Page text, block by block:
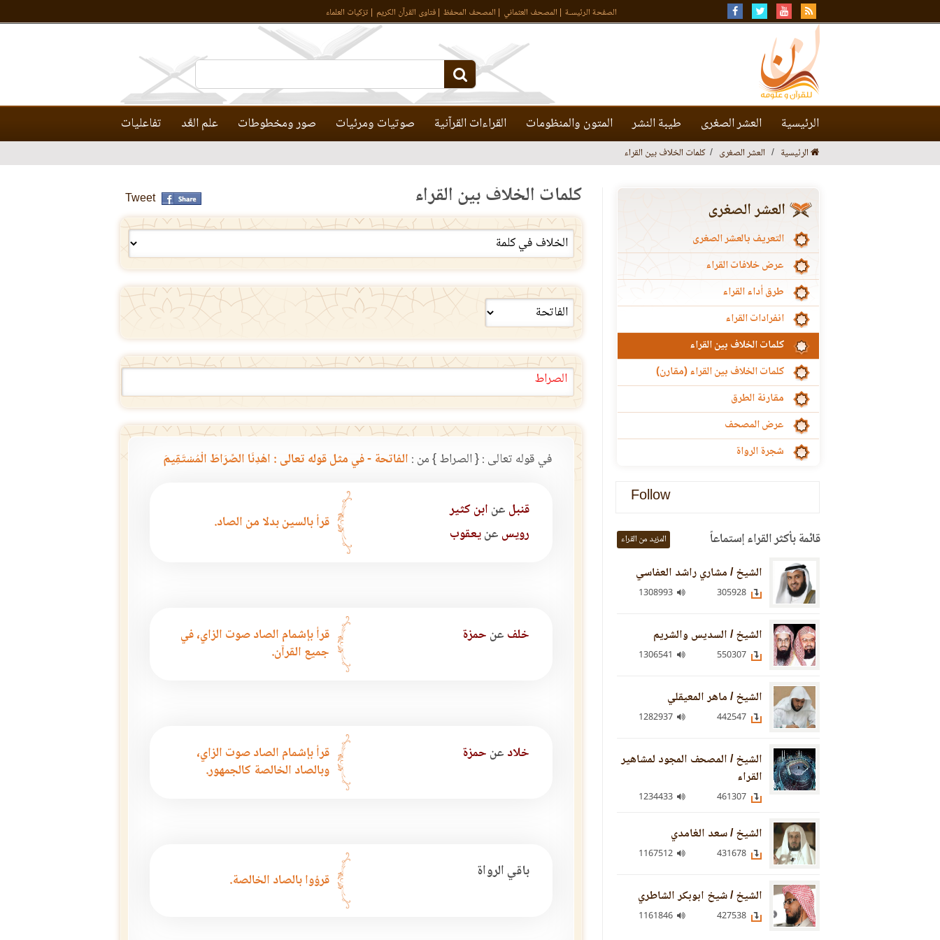
الصفحة الرئيسـة المصحف العثماني المصحف المحفظ فتاوى القرآن الكريم تزكيات العلماء
الرئيسية العشر الصغرى طيبة النشر المتون والمنظومات القراءات القرآنية صوتيات ومرئيات صور ومخطوطات علم العَّد تفاعليات
الرئيسية العشر الصغرى كلمات الخلاف بين القراء
كلمات الخلاف بين القراء Tweet
الصراط
في قوله تعالى : { الصراط } من : الفاتحة - في مثل قوله تعالى : اهْدِنَا الصِّرَاطَ الْمُسْتَقِيمَ
قنبل عن ابن كثير
رويس عنيعقوب
قرأ بالسين بدلا من الصاد.
خلف عن حمزة
قرأ بإشمام الصاد صوت الزاي، في
جميع القرآن.
خلاد عن حمزة
قرأ بإشمام الصاد صوت الزاي،
وبالصاد الخالصة كالجمهور.
باقي الرواة قرؤوا بالصاد الخالصة.
العشر الصغرى
التعريف بالعشر الصغرى
عرض خلافات القراء
طرق أداء القراء
انفرادات القراء
كلمات الخلاف بين القراء
كلمات الخلاف بين القراء (مقارن)
مقارنة الطرق
عرض المصحف
شجرة الرواة
Follow
قائمة بأكثر القراء إستماعاً المزيد من القراء
الشيخ / مشاري راشد العفاسي
الشيخ / السديس والشريم
الشيخ / ماهر المعيقلي
الشيخ / المصحف المجود لمشاهير
القراء
الشيخ / سعد الغامدي
الشيخ / شيخ ابوبكر الشاطري